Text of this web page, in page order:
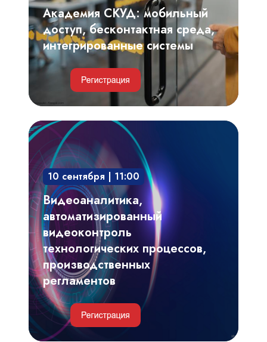
системы
Академия СКУД: мобильный
доступ, бесконтактная среда,
интегрированные системы
Видеоаналитика,
автоматизированный
видеоконтроль
технологических
процессов,
производственных
регламентов
10 сентября | 11:00
Видеоаналитика,
автоматизированный
видеоконтроль
технологических процессов,
производственных
регламентов